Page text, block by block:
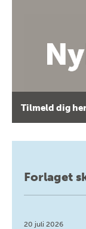
Tilmeld dig her
Forlaget
20 juli 2026